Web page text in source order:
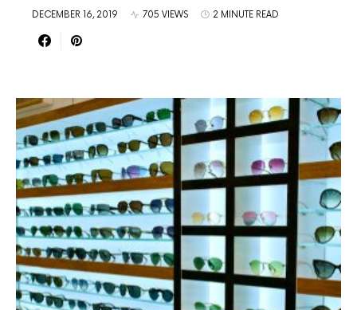
DECEMBER 16, 2019 705 VIEWS 2 MINUTE READ